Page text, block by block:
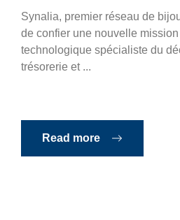
Synalia, premier réseau de
de confier une nouvelle
technologique spécialiste du
trésorerie et ...
Read more